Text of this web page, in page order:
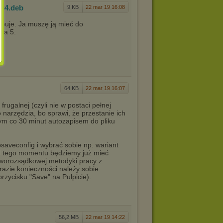
9 KB 22 mar 19 16:08
.deb
Ja muszę ją mieć do
5.
64 KB 22 mar 19 16:07
(czyli nie w postaci pełnej
bo sprawi, że przestanie ich
co 30 minut autozapisem do pliku
i wybrać sobie np. wariant
momentu będziemy już mieć
metodyki pracy z
konieczności należy sobie
"Save" na Pulpicie).
56,2 MB 22 mar 19 14:22